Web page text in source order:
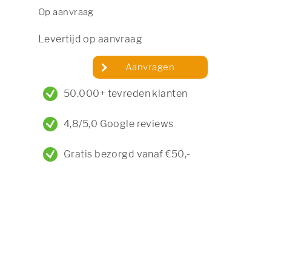
Op aanvraag
Levertijd op aanvraag
Aanvragen
50.000+ tevreden klanten
4,8/5,0 Google reviews
Gratis bezorgd vanaf €50,-